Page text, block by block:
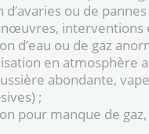
d’avaries ou de
interventions
d’eau ou de gaz
en atmosphère
abondante,
;
pour manque de gaz,